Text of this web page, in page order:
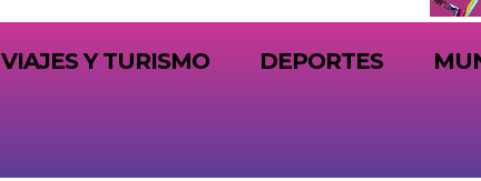
VIAJES Y TURISMO DEPORTES